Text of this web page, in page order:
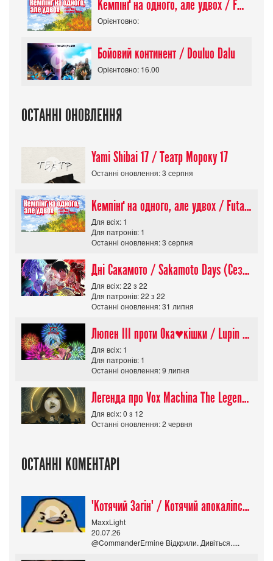
Кемпінґ на одного, але удвох / Futari Solo Camp
Орієнтовно:
Бойовий континент / Douluo Dalu
Орієнтовно: 16.00
ОСТАННІ ОНОВЛЕННЯ
Yami Shibai 17 / Театр Мороку 17
Останні оновлення: 3 серпня
Кемпінґ на одного, але удвох / Futari Solo Camp
Для всіх: 1
Для патронів: 1
Останні оновлення: 3 серпня
Дні Сакамото / Sakamoto Days (Сезон 1)
Для всіх: 22 з 22
Для патронів: 22 з 22
Останні оновлення: 31 липня
Люпен ІІІ проти Ока♥кішки / Lupin III vs Cats Eye Movie
Для всіх: 1
Для патронів: 1
Останні оновлення: 9 липня
Легенда про Vox Machina The Legend of Vox Machina (Сезон 4)
Для всіх: 0 з 12
Останні оновлення: 2 червня
ОСТАННІ КОМЕНТАРІ
"Котячий Загін" / Котячий апокаліпсис / Cat Shit One
MaxxLight
20.07.26
@CommanderErmine Відкрили. Дивіться.....